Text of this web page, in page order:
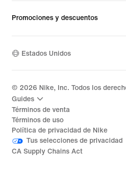
Promociones y descuentos
Estados Unidos
© 2026 Nike, Inc. Todos los
Guides
Términos de venta
Términos de uso
Política de privacidad de Nike
Tus selecciones de privacidad
CA Supply Chains Act